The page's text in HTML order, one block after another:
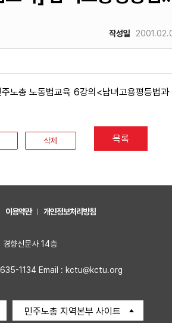
작성일
노총 노동법교육 6강의<남녀고용평등법과
삭제 목록
이용약관 개인정보처리방침
향신문사 14층
1134 Email : kctu@kctu.org
민주노총 지역본부 사이트